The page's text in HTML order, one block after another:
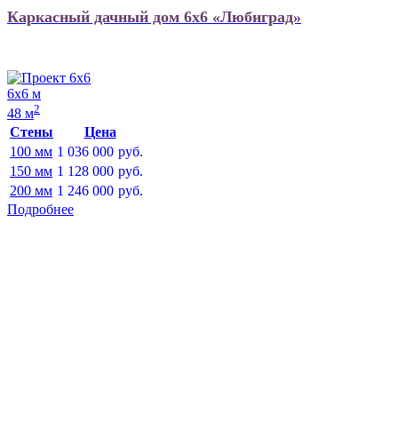
Каркасный дачный дом 6х6 «Любиград»
6х6 м
48 м2
Стены
Цена
100 мм 1 036 000 руб.
150 мм 1 128 000 руб.
200 мм 1 246 000 руб.
Подробнее